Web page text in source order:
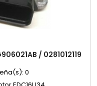
/ 0281012119
0